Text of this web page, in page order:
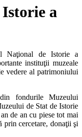
a
Naţional de Istorie a
instituţii muzeale
vedere al patrimoniului
fondurile Muzeului
de Stat de Istorie
de an cu piese tot mai
prin cercetare, donaţii şi